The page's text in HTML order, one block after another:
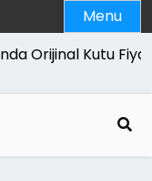
Menu
Orijinal Kutu